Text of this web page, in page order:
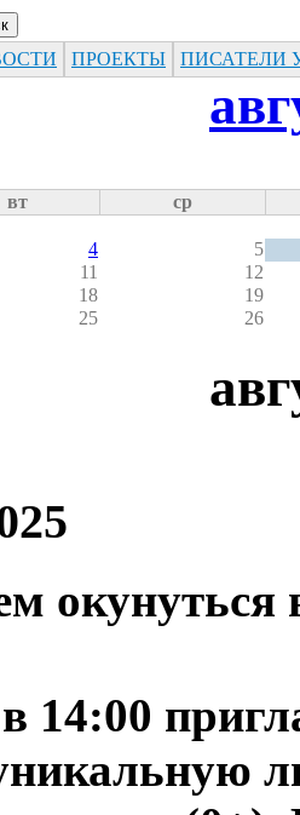
ПРОЕКТЫ ПИСАТЕЛИ
вт ср
4
5
11
12
18
19
25
26
окунуться
в 14:00